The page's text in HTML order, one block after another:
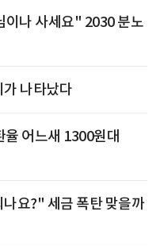
이나 사세요" 2030 분노
나타났다
어느새 1300원대
요?" 세금 폭탄 맞을까